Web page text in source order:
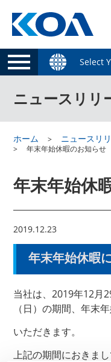
Select
ニュースリリ
ホーム ニュースリ
年末年始休暇のお知らせ
年末年始休
2019.12.23
年末年始休暇
当社は、2019年12月
（日）の期間、年末
いただきます。
上記の期間におきまし